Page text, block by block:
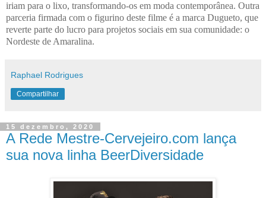
iriam para o lixo, transformando-os em moda contemporânea. Outra
parceria firmada com o figurino deste filme é a marca Dugueto, que
reverte parte do lucro para projetos sociais em sua comunidade: o
Nordeste de Amaralina.
Raphael Rodrigues
Compartilhar
15 dezembro, 2020
A Rede Mestre-Cervejeiro.com lança
sua nova linha BeerDiversidade